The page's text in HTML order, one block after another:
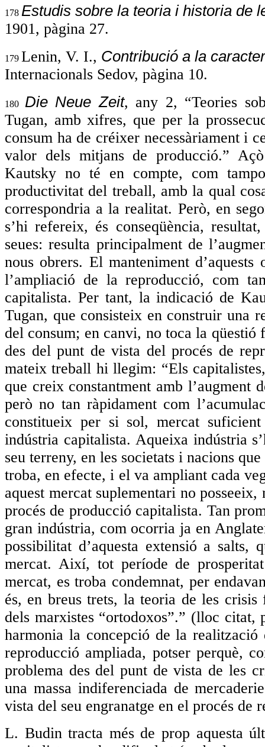
178 Estudis sobre la teoria i historia de
1901, pàgina 27.
179 Lenin, V. I., Contribució a la
Internacionals Sedov, pàgina 10.
180 Die Neue Zeit, any 2, “Teories
Tugan, amb xifres, que per la
consum ha de créixer necessàriament i
valor dels mitjans de producció.”
Kautsky no té en compte, com
productivitat del treball, amb la qual
correspondria a la realitat. Però, en
s’hi refereix, és conseqüència,
seues: resulta principalment de
nous obrers. El manteniment
l’ampliació de la reproducció, com
capitalista. Per tant, la indicació de
Tugan, que consisteix en construir una
del consum; en canvi, no toca la
des del punt de vista del procés de
mateix treball hi llegim: “Els
que creix constantment amb
però no tan ràpidament com
constitueix per si sol, mercat
indústria capitalista. Aqueixa indústria
seu terreny, en les societats i nacions
troba, en efecte, i el va ampliant cada
aquest mercat suplementari no
procés de producció capitalista. Tan
gran indústria, com ocorria ja en
possibilitat d’aquesta extensió a
mercat. Així, tot període de
mercat, es troba condemnat, per
és, en breus trets, la teoria de les
dels marxistes “ortodoxos”.” (lloc citat,
harmonia la concepció de la
reproducció ampliada, potser perquè,
problema des del punt de vista de les
una massa indiferenciada de
vista del seu engranatge en el procés de
L. Budin tracta més de prop aquesta